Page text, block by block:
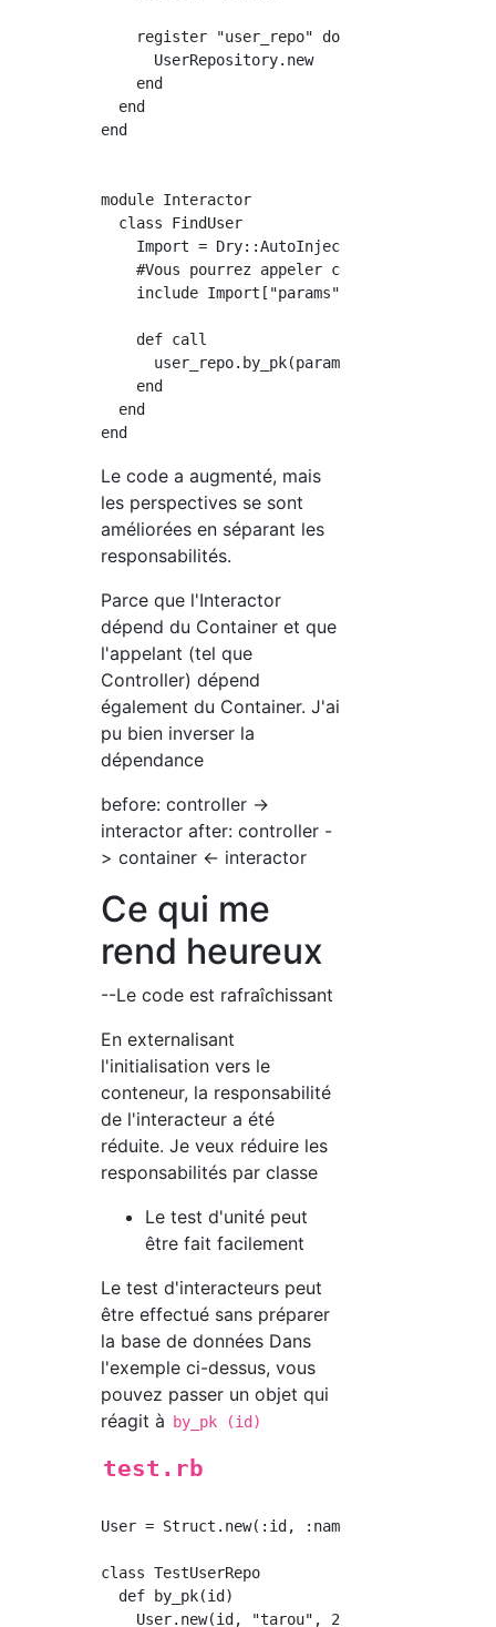
    register "user_repo" do
      UserRepository.new
    end
  end
end
module Interactor
  class FindUser
Import =
#Vous pourrez appeler ce que vous
    include Import["params", "user_repo"]
    def call
      user_repo.by_pk(params[:id])
    end
  end
Le code a augmenté, mais
les perspectives se sont
améliorées en séparant les
responsabilités.
Parce que l'Interactor
dépend du Container et que
l'appelant (tel que
Controller) dépend
également du Container. J'ai
pu bien inverser la
dépendance
before: controller ->
interactor after: controller -
> container <- interactor
Ce qui me
rend heureux
--Le code est rafraîchissant
En externalisant
l'initialisation vers le
conteneur, la responsabilité
de l'interacteur a été
réduite. Je veux réduire les
responsabilités par classe
Le test d'unité peut
être fait facilement
Le test d'interacteurs peut
être effectué sans préparer
la base de données Dans
l'exemple ci-dessus, vous
pouvez passer un objet qui
réagit à
by_pk (id)
test.rb
User = Struct.new(:id, :name, :age)
class TestUserRepo
  def by_pk(id)
    User.new(id, "tarou", 20)